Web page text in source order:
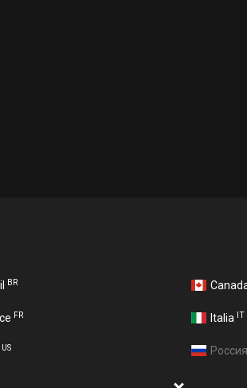
BR
FR Italia IT
US Россия